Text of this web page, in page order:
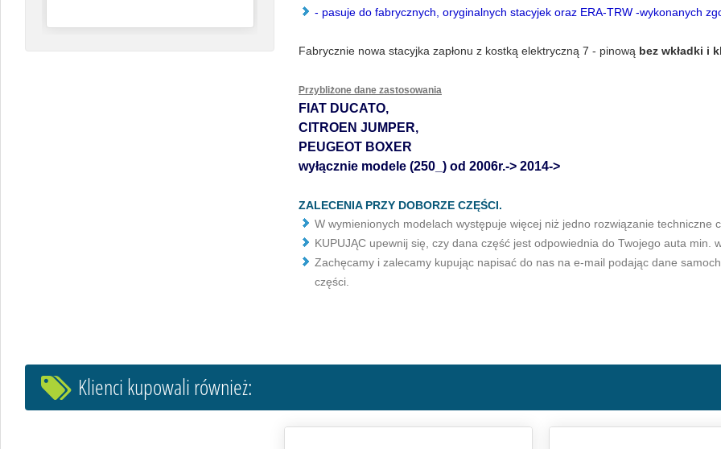
- pasuje do fabrycznych, oryginalnych stacyjek oraz ERA-TRW -wykonanych
Fabrycznie nowa stacyjka zapłonu z kostką elektryczną 7 - pinową bez wkładki i
Przybliżone dane zastosowania
FIAT DUCATO,
CITROEN JUMPER,
PEUGEOT BOXER
wyłącznie modele (250_) od 2006r.-> 2014->
ZALECENIA PRZY DOBORZE CZĘŚCI.
W wymienionych modelach występuje więcej niż jedno rozwiązanie techniczne
KUPUJĄC upewnij się, czy dana część jest odpowiednia do Twojego auta min.
Zachęcamy i zalecamy kupując napisać do nas na e-mail podając dane
części.
Klienci kupowali również: